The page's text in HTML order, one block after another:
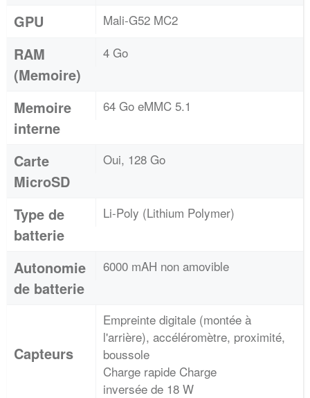
GPU Mali-G52 MC2
RAM
(Memoire)
4 Go
Memoire
interne
64 Go eMMC 5.1
Carte
MicroSD
Oui, 128 Go
Type de
batterie
Li-Poly (Lithium Polymer)
Autonomie
de batterie
6000 mAH non amovible
Capteurs
Empreinte digitale (montée à
l'arrière), accéléromètre, proximité,
boussole
Charge rapide Charge
inversée de 18 W